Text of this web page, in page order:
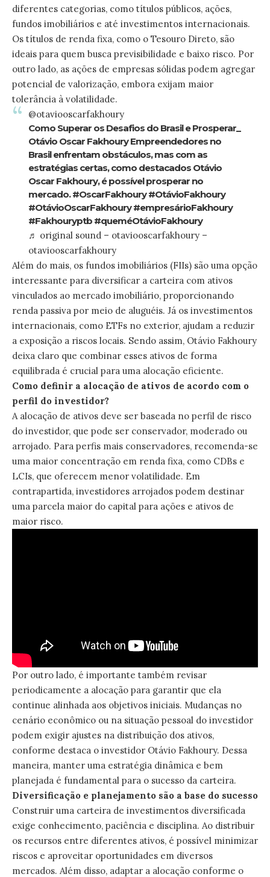
diferentes categorias, como títulos públicos, ações,
fundos imobiliários e até investimentos internacionais.
Os títulos de renda fixa, como o Tesouro Direto, são
ideais para quem busca previsibilidade e baixo risco. Por
outro lado, as ações de empresas sólidas podem agregar
potencial de valorização, embora exijam maior
tolerância à volatilidade.
@otaviooscarfakhoury
Como Superar os Desafios do Brasil e Prosperar_
Otávio Oscar Fakhoury Empreendedores no
Brasil enfrentam obstáculos, mas com as
estratégias certas, como destacados Otávio
Oscar Fakhoury, é possível prosperar no
mercado.#OscarFakhoury #OtávioFakhoury
#OtávioOscarFakhoury #empresárioFakhoury
#Fakhouryptb #queméOtávioFakhoury
♬ original sound – otaviooscarfakhoury –
otaviooscarfakhoury
Além do mais, os fundos imobiliários (FIIs) são uma opção
interessante para diversificar a carteira com ativos
vinculados ao mercado imobiliário, proporcionando
renda passiva por meio de aluguéis. Já os investimentos
internacionais, como ETFs no exterior, ajudam a reduzir
a exposição a riscos locais. Sendo assim, Otávio Fakhoury
deixa claro que combinar esses ativos de forma
equilibrada é crucial para uma alocação eficiente.
Como definir a alocação de ativos de acordo com o
perfil do investidor?
A alocação de ativos deve ser baseada no perfil de risco
do investidor, que pode ser conservador, moderado ou
arrojado. Para perfis mais conservadores, recomenda-se
uma maior concentração em renda fixa, como CDBs e
LCIs, que oferecem menor volatilidade. Em
contrapartida, investidores arrojados podem destinar
uma parcela maior do capital para ações e ativos de
maior risco.
Por outro lado, é importante também revisar
periodicamente a alocação para garantir que ela
continue alinhada aos objetivos iniciais. Mudanças no
cenário econômico ou na situação pessoal do investidor
podem exigir ajustes na distribuição dos ativos,
conforme destaca o investidor Otávio Fakhoury. Dessa
maneira, manter uma estratégia dinâmica e bem
planejada é fundamental para o sucesso da carteira.
Diversificação e planejamento são a base do sucesso
Construir uma carteira de investimentos diversificada
exige conhecimento, paciência e disciplina. Ao distribuir
os recursos entre diferentes ativos, é possível minimizar
riscos e aproveitar oportunidades em diversos
mercados. Além disso, adaptar a alocação conforme o